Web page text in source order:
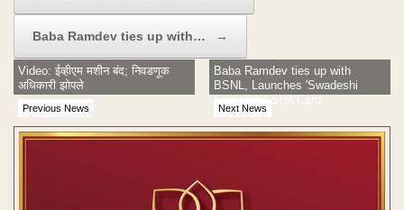
Baba Ramdev ties up with… →
Previous News
Video: ईव्हीएम मशीन बंद; निवडणूक
अधिकारी झोपले
Next News
Baba Ramdev ties up with
BSNL, Launches 'Swadeshi
Samriddhi' SIM Card